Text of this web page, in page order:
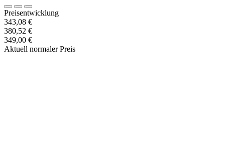
Preisentwicklung
343,08 €
380,52 €
349,00 €
Aktuell normaler Preis